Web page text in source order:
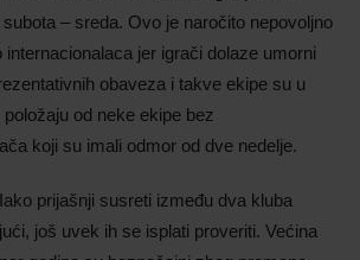
– sreda. Ovo je naročito nepovoljno
jer igrači dolaze umorni
obaveza i takve ekipe su u
od neke ekipe bez
koji su imali odmor od dve nedelje.
prijašnji susreti između dva kluba
još uvek ih se isplati proveriti. Većina